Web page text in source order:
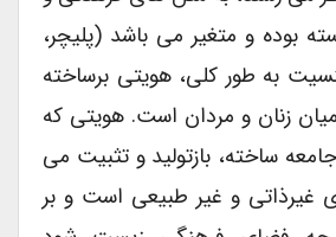
بوده و متغیر می باشد (پلیچر،
جنسیت به طور کلی، هویتی برساخته
زنان و مردان است. هویتی که
ساخته، بازتولید و تثبیت می
و غیر طبیعی است و بر